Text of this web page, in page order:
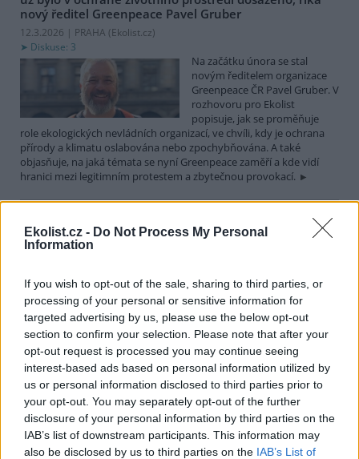
Ekolist.cz - Do Not Process My Personal
Information
If you wish to opt-out of the sale, sharing to third parties, or
processing of your personal or sensitive information for
targeted advertising by us, please use the below opt-out
section to confirm your selection. Please note that after your
opt-out request is processed you may continue seeing
interest-based ads based on personal information utilized by
us or personal information disclosed to third parties prior to
your opt-out. You may separately opt-out of the further
disclosure of your personal information by third parties on the
IAB’s list of downstream participants. This information may
also be disclosed by us to third parties on the IAB’s List of
nový ředitel Greenpeace Pavel Gruber
12.3.2026 | PRAHA (Ekolist.cz)
Diskuse: 3
Na začátku února se stal
novým ředitelem organizace
Greenpeace ČR Pavel Gruber. V
rozhovoru pro Ekolist
popisuje, jak se proměňuje
role ekologických nevládních organizací, ve chvíli, kdy je ochrana
přírody a klimatu oslabována nebo zpochybňována. A také
objasňuje, na jaká témata se nyní Greenpeace zaměří a kde vidí
hranici mezi legitimním protestem a zbytečnou provokací.
Martin Nawrath: I v případě environmentálního žalu
platí, že sdílená bolest je poloviční bolest
Ekologická úzkost,
environmentální žal, klimatický
smutek. Jsou to nové
fenomény, nebo prožívali
podobné pocity i lidé v
minulosti? Obavy z měnícího se životního prostředí jsou na jednu
stranu přirozené a racionální. Někdy ale mohou narůst až do
takové míry, že člověka paralyzují. Jak poznáme, že nastal čas říci si
o podporu nebo pomoc a kde ji hledat? I o tom jsme hovořili s
Martinem Nawrathem, terapeutem a facilitátorem zabývajícím se
péčí o duševní zdraví také v kontextu probíhající klimatické krize a
proměn životního prostředí.